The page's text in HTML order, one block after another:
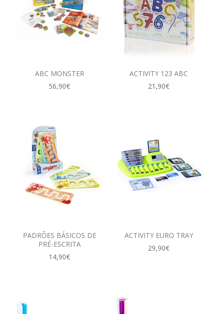
CONTACTOS
ABC MONSTER
56,90€
ACTIVITY 123 ABC
21,90€
PADRÕES BÁSICOS DE
PRÉ-ESCRITA
14,90€
ACTIVITY EURO TRAY
29,90€